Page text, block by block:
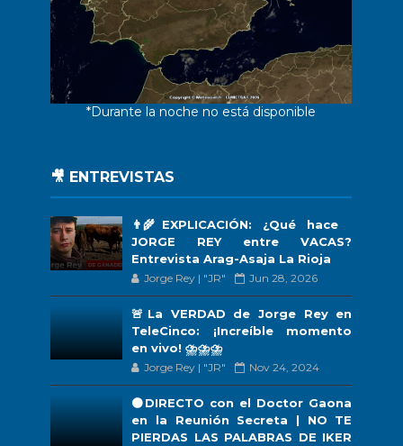
*Durante la noche no está disponible
🎥 ENTREVISTAS
👨‍🌾EXPLICACIÓN: ¿Qué hace
JORGE REY entre VACAS?
Entrevista Arag-Asaja La Rioja
Jorge Rey | "JR" Jun 28, 2026
🚨La VERDAD de Jorge Rey en
TeleCinco: ¡Increíble momento
en vivo! ⛈️⛈️⛈️
Jorge Rey | "JR" Nov 24, 2024
🟠DIRECTO con el Doctor Gaona
en la Reunión Secreta | NO TE
PIERDAS LAS PALABRAS DE IKER